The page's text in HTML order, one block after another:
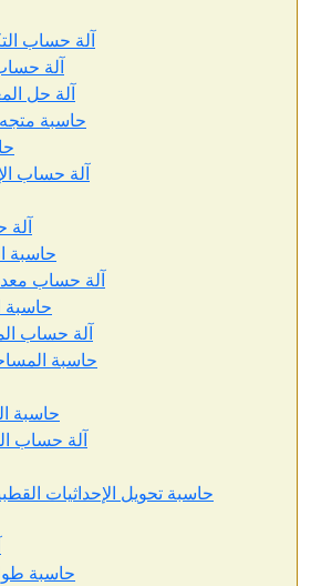
آلة حساب
آلة
آلة حل
حاسبة متجه
آلة حساب
حاسبة
آلة حساب
حاسبة
آلة حساب
حاسبة
حاسبة
آلة حساب
حاسبة تحويل الإحداثيات
حاسبة